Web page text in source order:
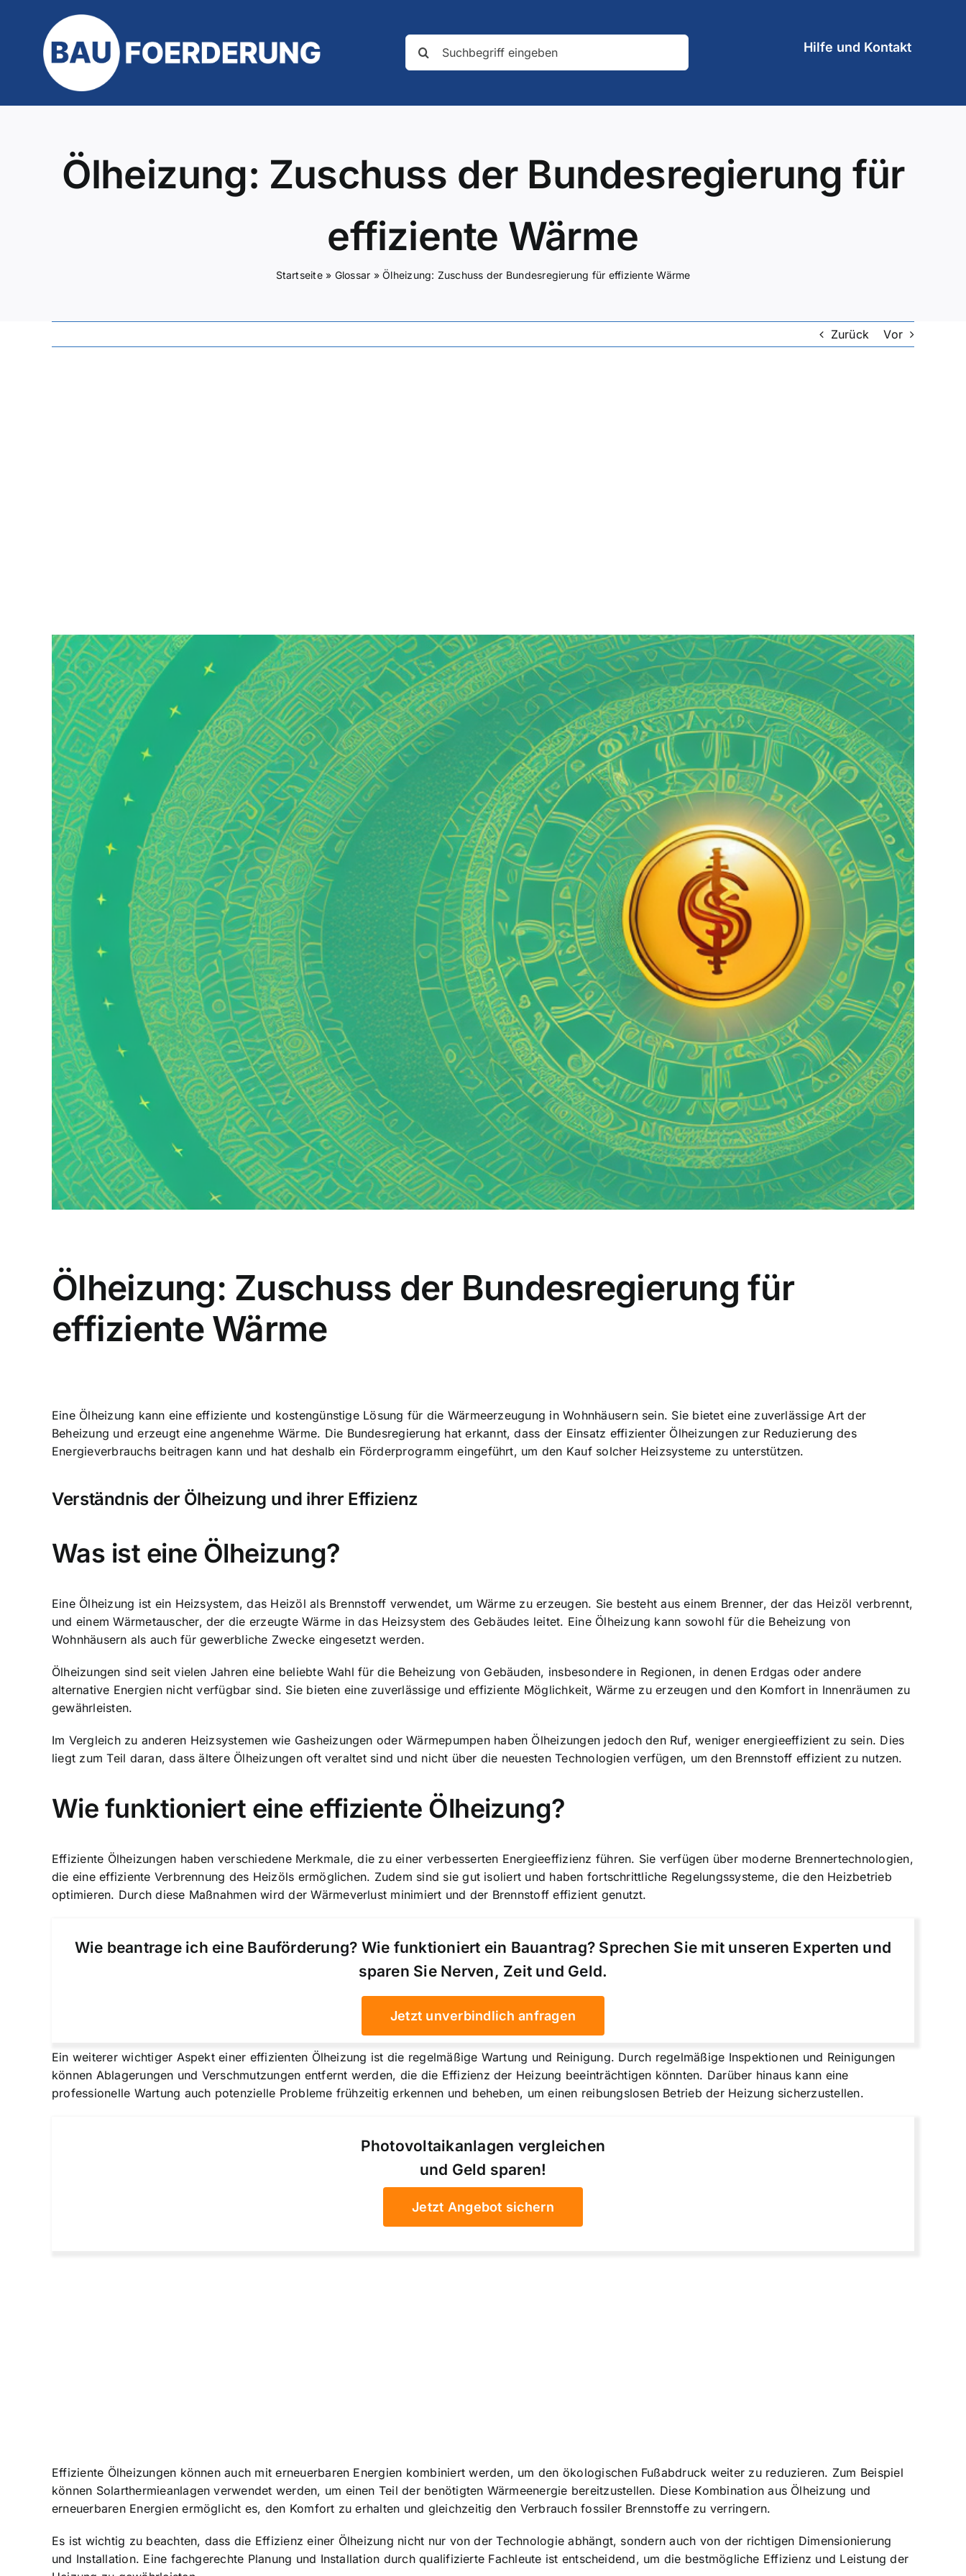
springen
Suche
nach:
Hilfe und Kontakt
Ölheizung: Zuschuss der Bundesregierung für
effiziente Wärme
Startseite» Glossar »Ölheizung: Zuschuss der Bundesregierung für effiziente Wärme
Zurück Vor
Zeige
grösseres
Bild
Ölheizung: Zuschuss der Bundesregierung für
effiziente Wärme
Eine Ölheizung kann eineeffiziente und kostengünstige Lösung für die Wärmeerzeugung in Wohnhäusern sein. Sie bietet eine zuverlässige Art der
Beheizung und erzeugt eine angenehme Wärme. Die Bundesregierung hat erkannt, dass der Einsatz effizienter Ölheizungen zur Reduzierung des
Energieverbrauchs beitragen kann und hat deshalb ein Förderprogramm eingeführt, um den Kauf solcher Heizsysteme zu unterstützen.
Verständnis der Ölheizung und ihrer Effizienz
Was ist eine Ölheizung?
Eine Ölheizung ist ein Heizsystem, das Heizöl als Brennstoff verwendet, um Wärme zu erzeugen. Sie besteht aus einem Brenner, der das Heizöl verbrennt,
und einem Wärmetauscher, der die erzeugte Wärme in das Heizsystem des Gebäudes leitet. Eine Ölheizung kann sowohl für die Beheizung von
Wohnhäusern als auch für gewerbliche Zwecke eingesetzt werden.
Ölheizungen sind seit vielen Jahren eine beliebte Wahl für die Beheizung von Gebäuden, insbesondere in Regionen, in denen Erdgas oder andere
alternative Energien nicht verfügbar sind. Sie bieten eine zuverlässige und effiziente Möglichkeit, Wärme zu erzeugen und den Komfort in Innenräumen zu
gewährleisten.
Im Vergleich zu anderen Heizsystemen wie Gasheizungen oder Wärmepumpen haben Ölheizungen jedoch den Ruf, weniger energieeffizient zu sein. Dies
liegt zum Teil daran, dass ältere Ölheizungen oft veraltet sind und nicht über die neuesten Technologien verfügen, um den Brennstoff effizient zu nutzen.
Wie funktioniert eine effiziente Ölheizung?
Effiziente Ölheizungen haben verschiedene Merkmale, die zu einer verbesserten Energieeffizienz führen. Sie verfügen über moderne Brennertechnologien,
die eine effiziente Verbrennung des Heizöls ermöglichen. Zudem sind sie gut isoliert und haben fortschrittliche Regelungssysteme, die den Heizbetrieb
optimieren. Durch diese Maßnahmen wird der Wärmeverlust minimiert und der Brennstoff effizient genutzt.
Wie beantrage ich eine Bauförderung? Wie funktioniert ein Bauantrag? Sprechen Sie mit unseren Experten und
sparen Sie Nerven, Zeit und Geld.
Jetzt unverbindlich anfragen
Ein weiterer wichtiger Aspekt einer effizienten Ölheizung ist die regelmäßige Wartung und Reinigung. Durch regelmäßige Inspektionen und Reinigungen
können Ablagerungen und Verschmutzungen entfernt werden, die die Effizienz der Heizung beeinträchtigen könnten. Darüber hinaus kann eine
professionelle Wartung auch potenzielle Probleme frühzeitig erkennen und beheben, um einen reibungslosen Betrieb der Heizung sicherzustellen.
Photovoltaikanlagen vergleichen
und Geld sparen!
Jetzt Angebot sichern
Effiziente Ölheizungen können auch mit erneuerbaren Energien kombiniert werden, um den ökologischen Fußabdruck weiter zu reduzieren. Zum Beispiel
können Solarthermieanlagen verwendet werden, um einen Teil der benötigten Wärmeenergie bereitzustellen. Diese Kombination aus Ölheizung und
erneuerbaren Energien ermöglicht es, den Komfort zu erhalten und gleichzeitig den Verbrauch fossiler Brennstoffe zu verringern.
Es ist wichtig zu beachten, dass die Effizienz einer Ölheizung nicht nur von der Technologie abhängt, sondern auch von der richtigen Dimensionierung
und Installation. Eine fachgerechte Planung und Installation durch qualifizierte Fachleute ist entscheidend, um die bestmögliche Effizienz und Leistung der